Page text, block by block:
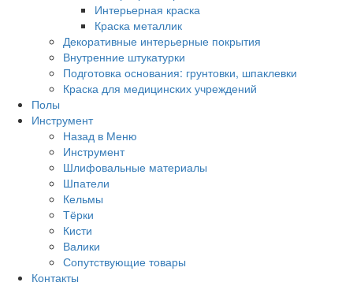
Интерьерная краска
Краска металлик
Декоративные интерьерные покрытия
Внутренние штукатурки
Подготовка основания: грунтовки, шпаклевки
Краска для медицинских учреждений
Полы
Инструмент
Назад в Меню
Инструмент
Шлифовальные материалы
Шпатели
Кельмы
Тёрки
Кисти
Валики
Сопутствующие товары
Контакты